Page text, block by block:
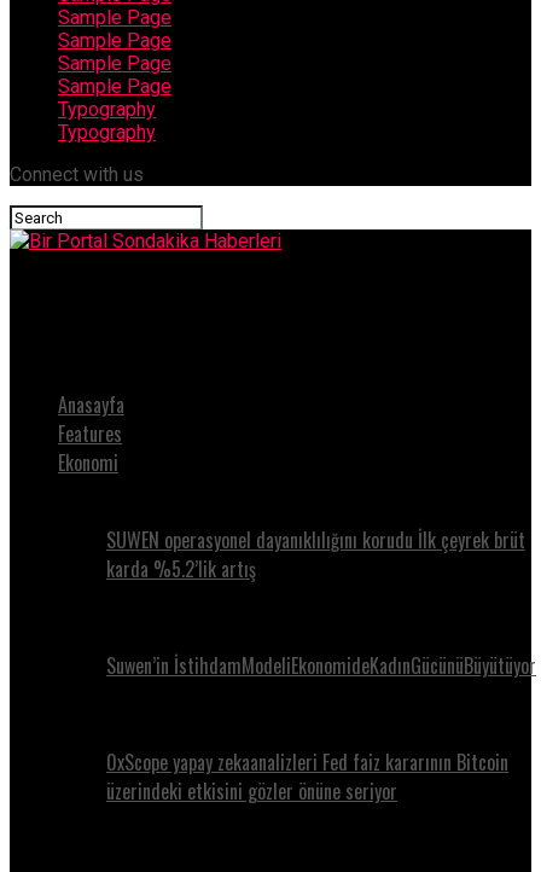
Sample Page
Sample Page
Sample Page
Sample Page
Typography
Typography
Connect with us
Anasayfa
Features
Ekonomi
SUWEN operasyonel dayanıklılığını korudu İlk çeyrek brüt
karda %5.2’lik artış
Suwen’in İstihdamModeliEkonomideKadınGücünüBüyütüyor
0xScope yapay zekaanalizleri Fed faiz kararının Bitcoin
üzerindeki etkisini gözler önüne seriyor